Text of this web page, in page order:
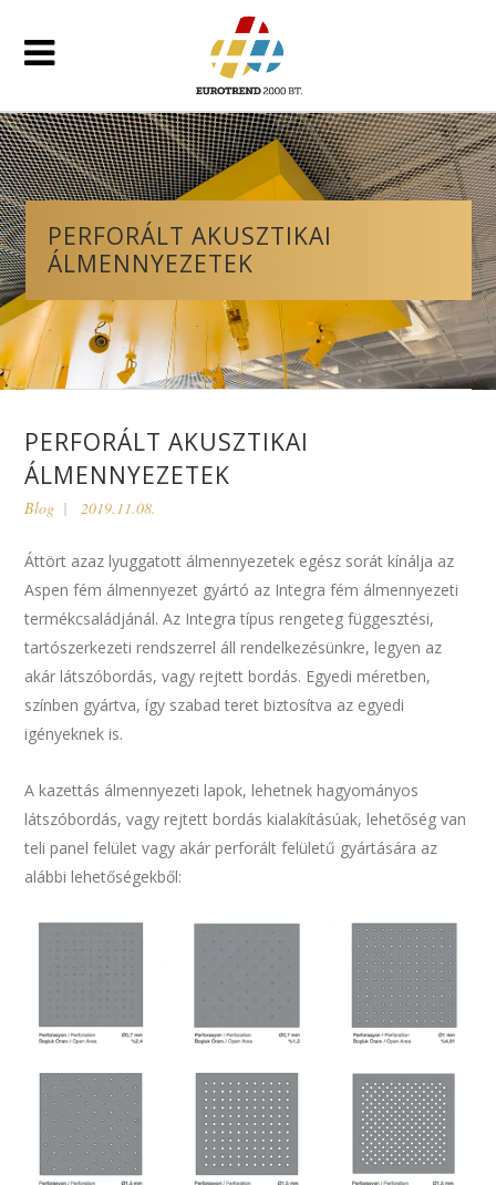
PERFORÁLT AKUSZTIKAI
ÁLMENNYEZETEK
PERFORÁLT AKUSZTIKAI
ÁLMENNYEZETEK
Blog 2019.11.08.
Áttört azaz lyuggatott álmennyezetek egész sorát kínálja az
Aspen fém álmennyezet gyártó az Integra fém álmennyezeti
termékcsaládjánál. Az Integra típus rengeteg függesztési,
tartószerkezeti rendszerrel áll rendelkezésünkre, legyen az
akár látszóbordás, vagy rejtett bordás. Egyedi méretben,
színben gyártva, így szabad teret biztosítva az egyedi
igényeknek is.
A kazettás álmennyezeti lapok, lehetnek hagyományos
látszóbordás, vagy rejtett bordás kialakításúak, lehetőség van
teli panel felület vagy akár perforált felületű gyártására az
alábbi lehetőségekből: